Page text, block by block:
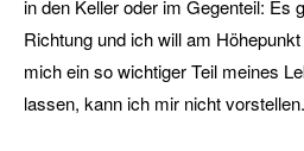
in den Keller oder im Gegenteil: Es
Richtung und ich will am
mich ein so wichtiger Teil meines
lassen, kann ich mir nicht vorstellen.